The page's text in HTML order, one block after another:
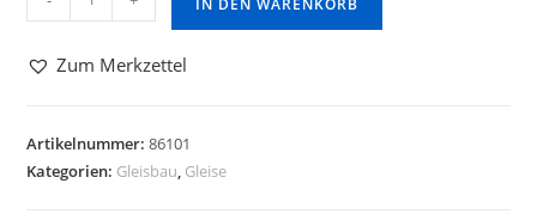
IN DEN WARENKORB
Zum Merkzettel
Artikelnummer:86101
Kategorien: Gleisbau, Gleise